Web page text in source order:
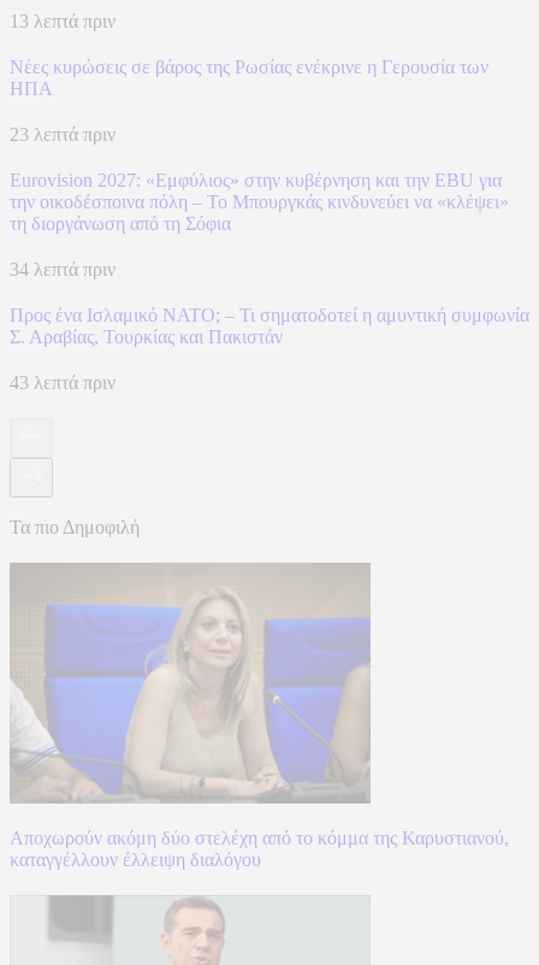
13 λεπτά πριν
Νέες κυρώσεις σε βάρος της Ρωσίας ενέκρινε η Γερουσία των
ΗΠΑ
23 λεπτά πριν
Eurovision 2027: «Εμφύλιος» στην κυβέρνηση και την EBU για
την οικοδέσποινα πόλη – Το Μπουργκάς κινδυνεύει να «κλέψει»
τη διοργάνωση από τη Σόφια
34 λεπτά πριν
Προς ένα Ισλαμικό ΝΑΤΟ; – Τι σηματοδοτεί η αμυντική συμφωνία
Σ. Αραβίας, Τουρκίας και Πακιστάν
43 λεπτά πριν
Τα πιο Δημοφιλή
Αποχωρούν ακόμη δύο στελέχη από το κόμμα της Καρυστιανού,
καταγγέλλουν έλλειψη διαλόγου